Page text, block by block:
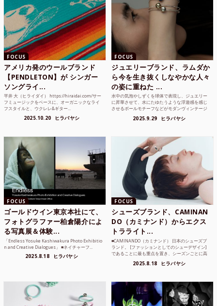
FOCUS
アメリカ発のウールブランド
【PENDLETON】が シンガー
ソングライ...
平井 大（ヒライダイ） https://hiraidai.com/サー
フミュージックをベースに、オーガニックなライ
フスタイルと、ウクレレ&ギター...
2025.10.20 ヒラバヤシ
FOCUS
ジュエリーブランド、ラムダか
ら今を生き抜くしなやかな人々
の姿に重ねた ...
水中の気泡やしずくを球体で表現し、ジュエリー
に昇華させて、水にたゆたうような浮遊感を感じ
させるボールモチーフなどがモダンヴィンテージ
2025.9.29 ヒラバヤシ
FOCUS
ゴールドウイン東京本社にて、
フォトグラファー柏倉陽介によ
る写真展＆体験...
「Endless Yosuke Kashiwakura Photo Exhibitio
n and Creative Dialogues」 ■ネイチャーフ...
2025.8.18 ヒラバヤシ
FOCUS
シューズブランド、CAMINAN
DO（カミナンド）からエクス
トラライト...
■CAMINANDO（カミナンド） 日本のシューズブ
ランド。 [ファッションとしてのシューデザイン]
であることに最も重点を置き、シーズンごとに高
2025.8.18 ヒラバヤシ